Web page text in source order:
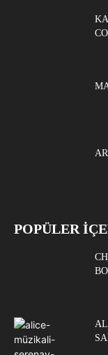
POPÜLER